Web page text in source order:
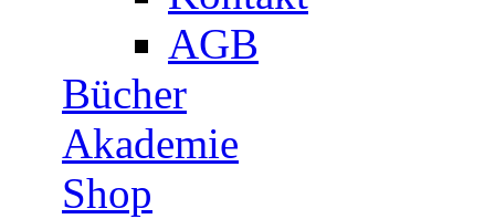
AGB
Bücher
Akademie
Shop